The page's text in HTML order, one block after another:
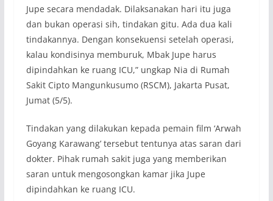
Jupe secara mendadak. Dilaksanakan hari itu juga
dan bukan operasi sih, tindakan gitu. Ada dua kali
tindakannya. Dengan konsekuensi setelah operasi,
kalau kondisinya memburuk, Mbak Jupe harus
dipindahkan ke ruang ICU,” ungkap Nia di Rumah
Sakit Cipto Mangunkusumo (RSCM), Jakarta Pusat,
Jumat (5/5).
Tindakan yang dilakukan kepada pemain film ‘Arwah
Goyang Karawang’ tersebut tentunya atas saran dari
dokter. Pihak rumah sakit juga yang memberikan
saran untuk mengosongkan kamar jika Jupe
dipindahkan ke ruang ICU.